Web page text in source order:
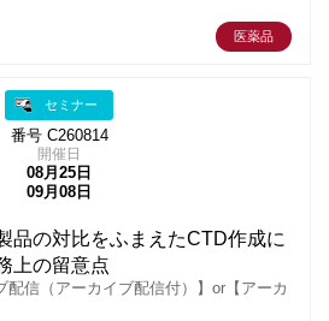
医薬品
セミナー
番号 C260814
開催日
08月25日
09月08日
品の対比をふまえたCTD作成に
上の留意点
配信（アーカイブ配信付）】or【アーカ